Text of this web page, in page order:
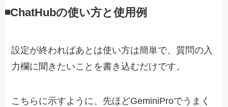
◾️ChatHubの使い方と使用例
設定が終わればあとは使い方は簡単で、質問の入
力欄に聞きたいことを書き込むだけです。
こちらに示すように、先ほどGeminiProでうまく